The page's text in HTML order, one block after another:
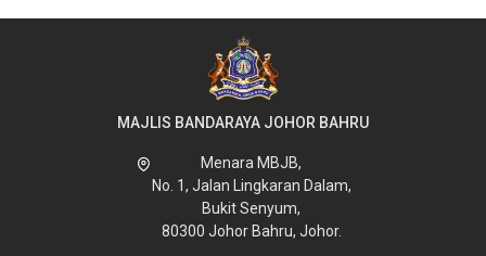
MAJLIS BANDARAYA JOHOR BAHRU
Menara MBJB,
No. 1, Jalan Lingkaran Dalam,
Bukit Senyum,
80300 Johor Bahru, Johor.